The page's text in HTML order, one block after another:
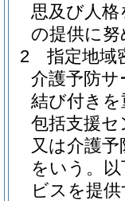
思及び人
の提供に
2
指定地域
介護予防
結び付きを
包括支援
又は介護
をいう。
ビスを提